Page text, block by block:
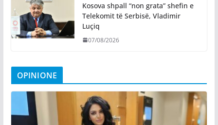
Kosova shpall “non grata” shefin e
Telekomit të Serbisë, Vladimir
Luçiq
07/08/2026
OPINIONE